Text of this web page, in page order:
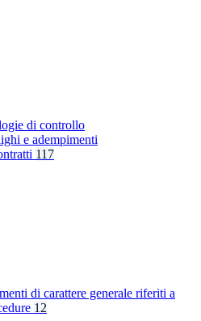
di controllo
e adempimenti
117
di carattere generale riferiti a
12